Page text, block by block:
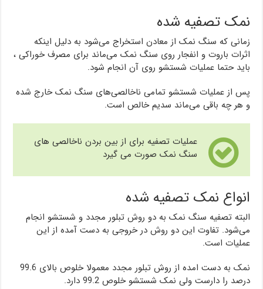
نمک تصفیه شده
زمانی که سنگ نمک از معادن استخراج می‌شود به دلیل اینکه
اثرات باروت و انفجار روی سنگ نمک می‌ماند برای مصرف خوراکی ،
باید حتما عملیات شستشو روی آن انجام شود.
پس از عملیات شستشو تمامی ناخالصی‌های سنگ نمک خارج شده
و هر چه باقی می‌ماند سدیم خالص است.
عملیات تصفیه برای از بین بردن ناخالصی های
سنگ نمک صورت می گیرد
انواع نمک تصفیه شده
البته تصفیه سنگ نمک به دو روش تبلور مجدد و شستشو انجام
می‌شود. تفاوت این دو روش در خروجی به دست آمده از این
عملیات است.
نمک به دست امده از روش تبلور مجدد معمولا خلوص بالای 99.6
درصد را دارست ولی نمک شستشو خلوص 99.2 دارد.